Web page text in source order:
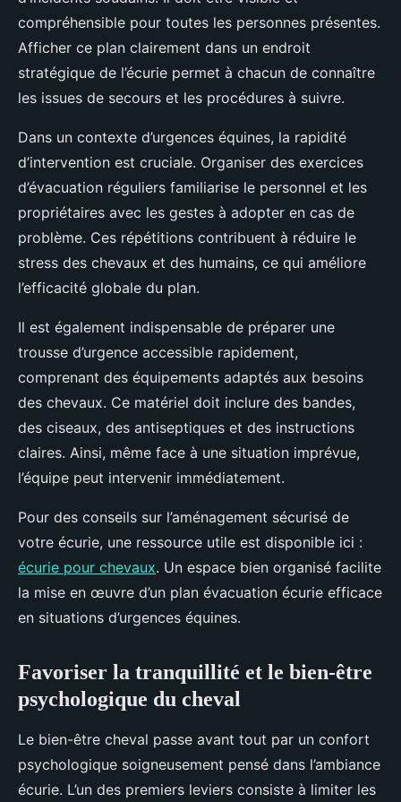
compréhensible pour toutes les personnes présentes.
Afficher ce plan clairement dans un endroit
stratégique de l’écurie permet à chacun de connaître
les issues de secours et les procédures à suivre.
Dans un contexte d’urgences équines, la rapidité
d’intervention est cruciale. Organiser des exercices
d’évacuation réguliers familiarise le personnel et les
propriétaires avec les gestes à adopter en cas de
problème. Ces répétitions contribuent à réduire le
stress des chevaux et des humains, ce qui améliore
l’efficacité globale du plan.
Il est également indispensable de préparer une
trousse d’urgence accessible rapidement,
comprenant des équipements adaptés aux besoins
des chevaux. Ce matériel doit inclure des bandes,
des ciseaux, des antiseptiques et des instructions
claires. Ainsi, même face à une situation imprévue,
l’équipe peut intervenir immédiatement.
Pour des conseils sur l’aménagement sécurisé de
votre écurie, une ressource utile est disponible ici :
écurie pour chevaux. Un espace bien organisé facilite
la mise en œuvre d’un plan évacuation écurie efficace
en situations d’urgences équines.
Favoriser la tranquillité et le bien-être
psychologique du cheval
Le bien-être cheval passe avant tout par un confort
psychologique soigneusement pensé dans l’ambiance
écurie. L’un des premiers leviers consiste à limiter les